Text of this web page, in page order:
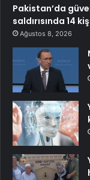
Pakistan’da
saldırısında 14
Ağustos 8, 2026